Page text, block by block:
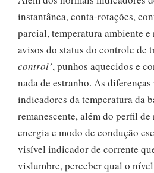
instantânea, conta-rotações,
parcial, temperatura ambiente
avisos do status do controle de
control’, punhos aquecidos e
nada de estranho. As
indicadores da temperatura da
remanescente, além do perfil de
energia e modo de condução
visível indicador de corrente
vislumbre, perceber qual o